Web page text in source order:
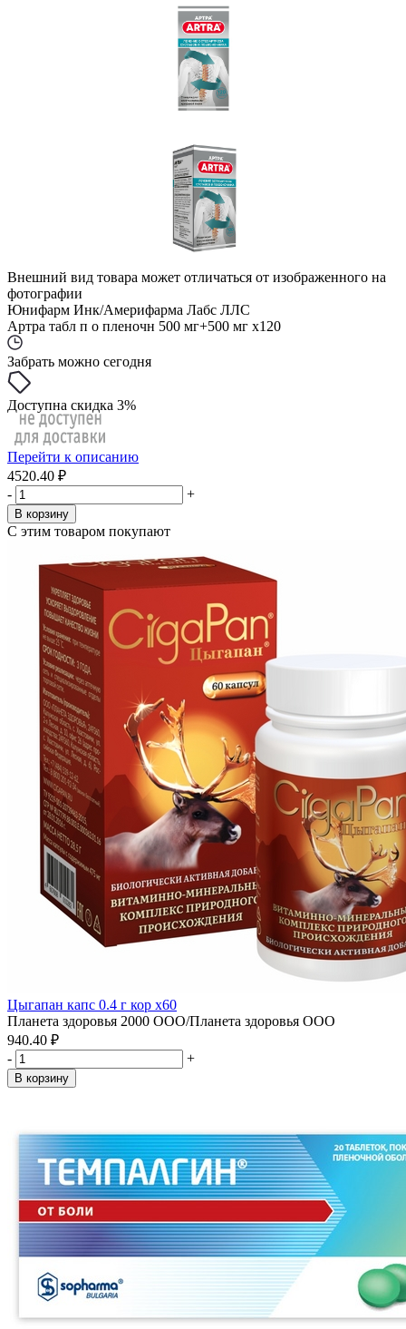
Внешний вид товара может отличаться от изображенного на
фотографии
Юнифарм Инк/Америфарма Лабс ЛЛС
Артра табл п о пленочн 500 мг+500 мг x120
Забрать можно сегодня
Доступна скидка 3%
Перейти к описанию
4520.40 ₽
-
+
В корзину
С этим товаром покупают
Цыгапан капс 0.4 г кор x60
Планета здоровья 2000 ООО/Планета здоровья ООО
940.40 ₽
-
+
В корзину